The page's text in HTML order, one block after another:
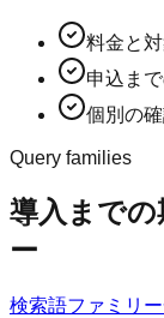
料金と
申込ま
個別の
Query families
導入までの
ー
検索語ファミリ